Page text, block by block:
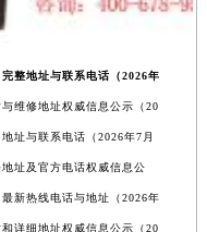
整地址与联系电话（2026年
维修地址权威信息公示（20
址与联系电话（2026年7月
址及官方电话权威信息公
新热线电话与地址（2026年
详细地址权威信息公示（20